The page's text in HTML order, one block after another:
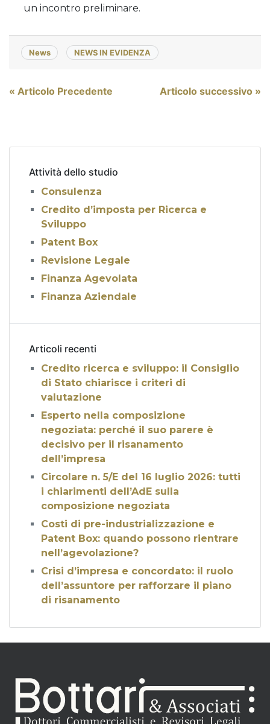
un incontro preliminare.
News NEWS IN EVIDENZA
Navigazione
« Articolo Precedente Articolo successivo »
Attività dello studio
Consulenza
Credito d’imposta per Ricerca e
Sviluppo
Patent Box
Revisione Legale
Finanza Agevolata
Finanza Aziendale
Articoli recenti
Credito ricerca e sviluppo: il Consiglio
di Stato chiarisce i criteri di
valutazione
Esperto nella composizione
negoziata: perché il suo parere è
decisivo per il risanamento
dell’impresa
Circolare n. 5/E del 16 luglio 2026: tutti
i chiarimenti dell’AdE sulla
composizione negoziata
Costi di pre-industrializzazione e
Patent Box: quando possono rientrare
nell’agevolazione?
Crisi d’impresa e concordato: il ruolo
dell’assuntore per rafforzare il piano
di risanamento